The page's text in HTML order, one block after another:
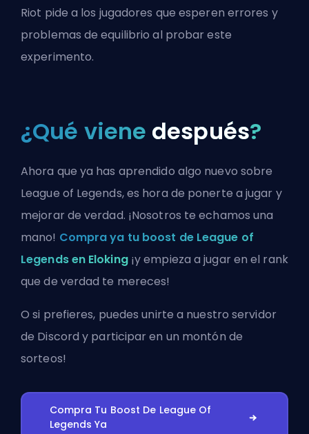
Riot pide a los jugadores que esperen errores y
problemas de equilibrio al probar este
experimento.
¿Qué viene después?
Ahora que ya has aprendido algo nuevo sobre
League of Legends, es hora de ponerte a jugar y
mejorar de verdad. ¡Nosotros te echamos una
mano! Compra ya tu boost de League of
Legends en Eloking¡y empieza a jugar en el rank
que de verdad te mereces!
O si prefieres, puedesunirte a nuestro servidor
de Discord y participar en un montón de
sorteos!
Compra Tu Boost De League Of
Legends Ya